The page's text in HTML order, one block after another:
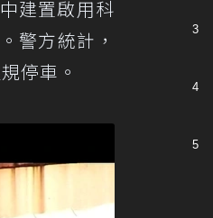
建置啟用科
警方統計，
停車。